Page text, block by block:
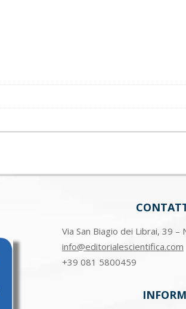
Via San Biagio dei Librai, 39 –
info@editorialescientifica.com
+39 081 5800459